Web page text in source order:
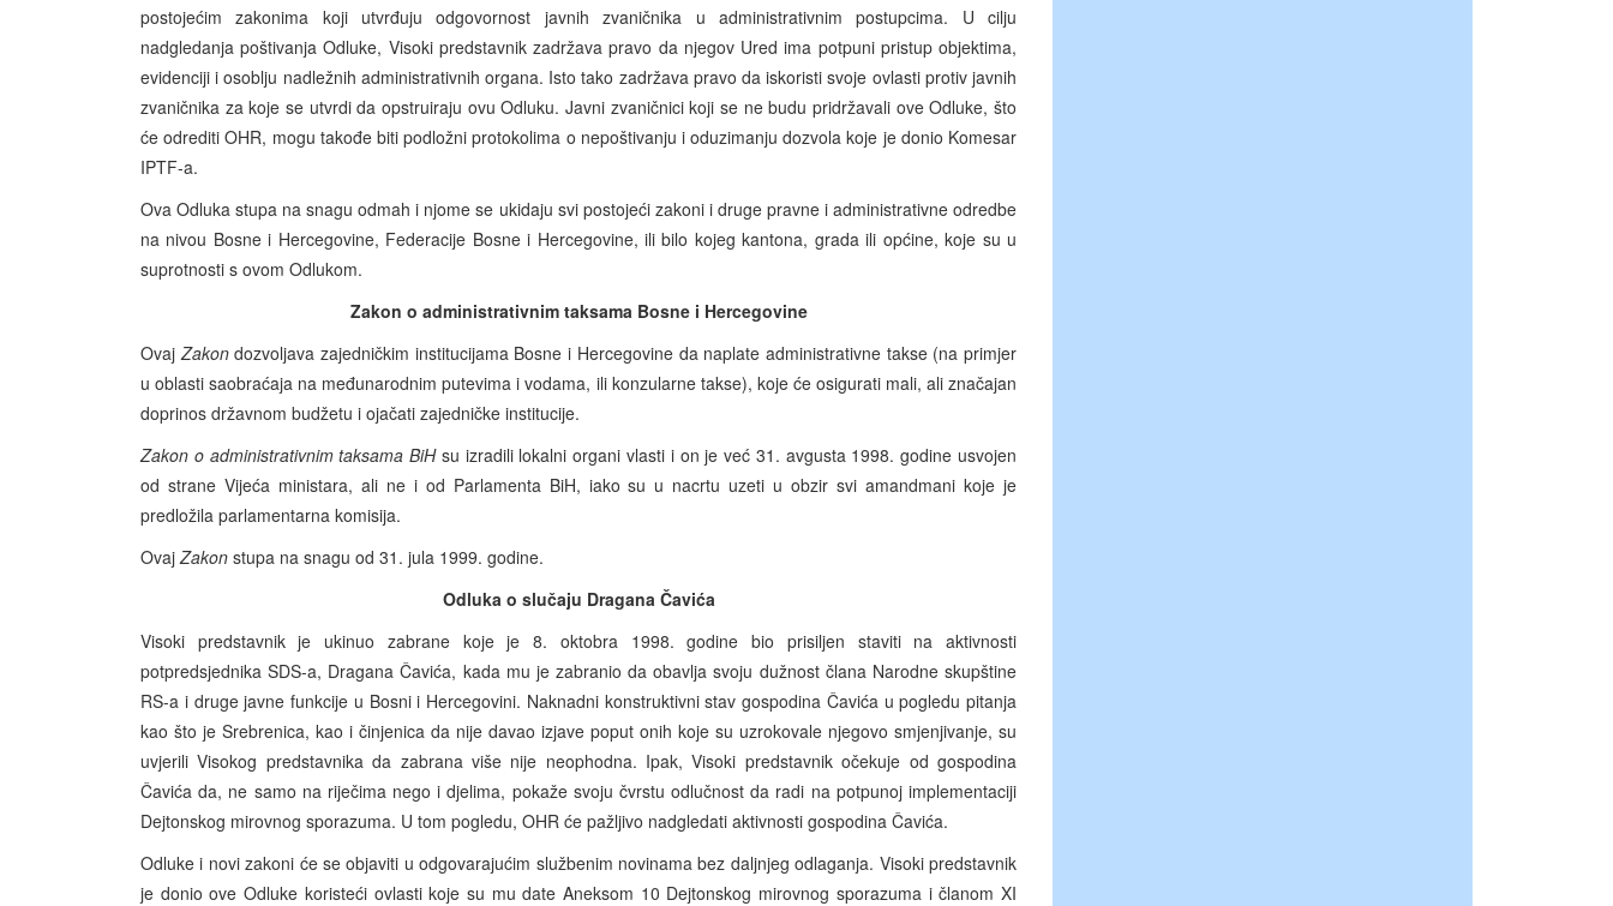
postojećim zakonima koji utvrđuju odgovornost javnih zvaničnika u administrativnim postupcima. U cilju
nadgledanja poštivanja Odluke, Visoki predstavnik zadržava pravo da njegov Ured ima potpuni pristup objektima,
evidenciji i osoblju nadležnih administrativnih organa. Isto tako zadržava pravo da iskoristi svoje ovlasti protiv javnih
zvaničnika za koje se utvrdi da opstruiraju ovu Odluku. Javni zvaničnici koji se ne budu pridržavali ove Odluke, što
će odrediti OHR, mogu takođe biti podložni protokolima o nepoštivanju i oduzimanju dozvola koje je donio Komesar
IPTF-a.
Ova Odluka stupa na snagu odmah i njome se ukidaju svi postojeći zakoni i druge pravne i administrativne odredbe
na nivou Bosne i Hercegovine, Federacije Bosne i Hercegovine, ili bilo kojeg kantona, grada ili općine, koje su u
suprotnosti s ovom Odlukom.
Zakon o administrativnim taksama Bosne i Hercegovine
OvajZakondozvoljava zajedničkim institucijama Bosne i Hercegovine da naplate administrativne takse (na primjer
u oblasti saobraćaja na međunarodnim putevima i vodama, ili konzularne takse), koje će osigurati mali, ali značajan
doprinos državnom budžetu i ojačati zajedničke institucije.
Zakon o administrativnim taksama BiHsu izradili lokalni organi vlasti i on je već 31. avgusta 1998. godine usvojen
od strane Vijeća ministara, ali ne i od Parlamenta BiH, iako su u nacrtu uzeti u obzir svi amandmani koje je
predložila parlamentarna komisija.
OvajZakon stupa na snagu od 31. jula 1999. godine.
Odluka o slučaju Dragana Čavića
Visoki predstavnik je ukinuo zabrane koje je 8. oktobra 1998. godine bio prisiljen staviti na aktivnosti
potpredsjednika SDS-a, Dragana Čavića, kada mu je zabranio da obavlja svoju dužnost člana Narodne skupštine
RS-a i druge javne funkcije u Bosni i Hercegovini. Naknadni konstruktivni stav gospodina Čavića u pogledu pitanja
kao što je Srebrenica, kao i činjenica da nije davao izjave poput onih koje su uzrokovale njegovo smjenjivanje, su
uvjerili Visokog predstavnika da zabrana više nije neophodna. Ipak, Visoki predstavnik očekuje od gospodina
Čavića da, ne samo na riječima nego i djelima, pokaže svoju čvrstu odlučnost da radi na potpunoj implementaciji
Dejtonskog mirovnog sporazuma. U tom pogledu, OHR će pažljivo nadgledati aktivnosti gospodina Čavića.
Odluke i novi zakoni će se objaviti u odgovarajućim službenim novinama bez daljnjeg odlaganja. Visoki predstavnik
je donio ove Odluke koristeći ovlasti koje su mu date Aneksom 10 Dejtonskog mirovnog sporazuma i članom XI